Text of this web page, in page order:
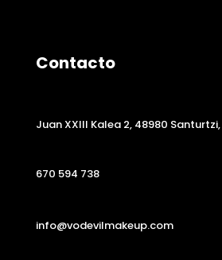
Contacto
Juan XXIII Kalea 2, 48980
670 594 738
info@vodevilmakeup.com